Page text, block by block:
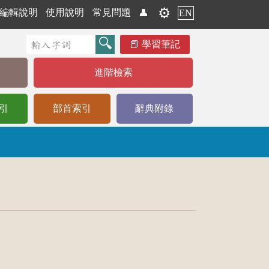
編輯說明 使用說明 常見問題 👤 ⚙️ EN
學習筆記
進階檢索
部首索引 辭典附錄